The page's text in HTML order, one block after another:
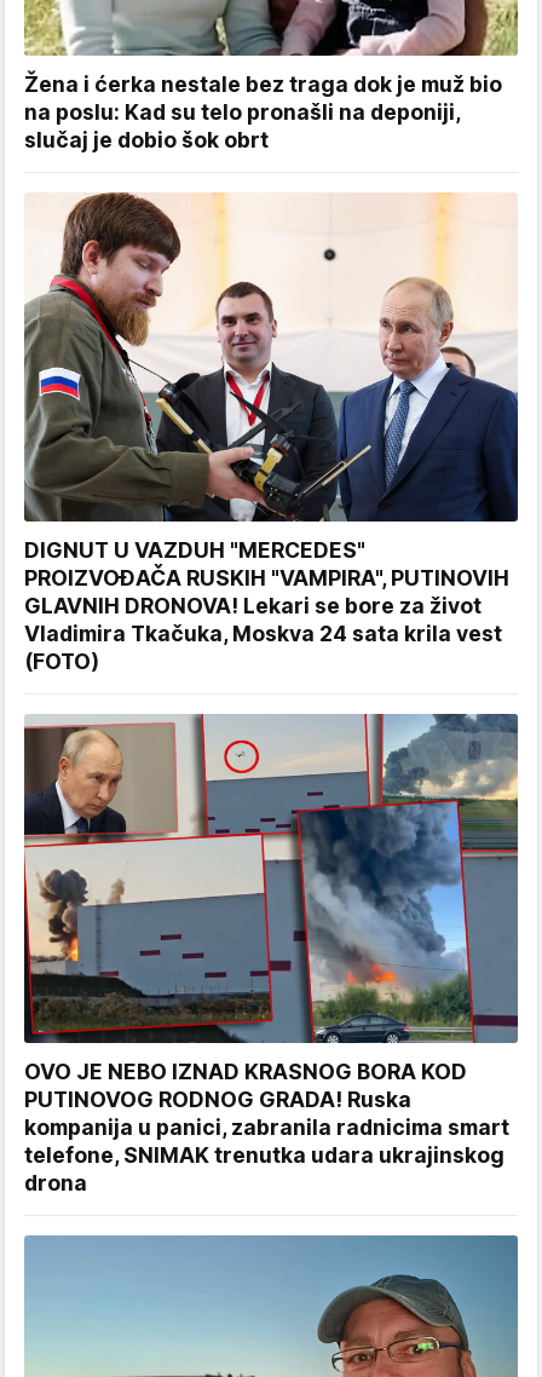
Žena i ćerka nestale bez traga dok je muž bio
na poslu: Kad su telo pronašli na deponiji,
slučaj je dobio šok obrt
DIGNUT U VAZDUH "MERCEDES"
PROIZVOĐAČA RUSKIH "VAMPIRA", PUTINOVIH
GLAVNIH DRONOVA! Lekari se bore za život
Vladimira Tkačuka, Moskva 24 sata krila vest
(FOTO)
OVO JE NEBO IZNAD KRASNOG BORA KOD
PUTINOVOG RODNOG GRADA! Ruska
kompanija u panici, zabranila radnicima smart
telefone, SNIMAK trenutka udara ukrajinskog
drona